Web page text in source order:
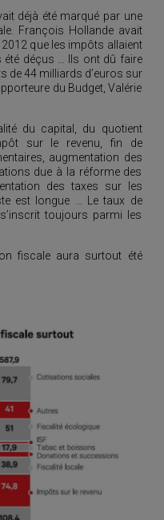
déjà été marqué par une
François Hollande avait
que les impôts allaient
été déçus … Ils ont dû faire
de 44 milliards d’euros sur
du Budget, Valérie
du capital, du quotient
sur le revenu, fin de
augmentation des
due à la réforme des
des taxes sur les
est longue … Le taux de
toujours parmi les
fiscale aura surtout été